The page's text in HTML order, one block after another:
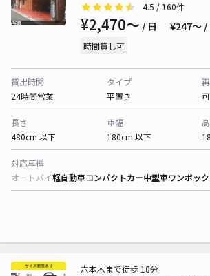
4.5 / 160件
¥2,470〜 / 日 ¥247〜 /
時間貸し可
貸出時間
24時間営業
タイプ
平置き
可
長さ
480cm 以下
車幅
180cm 以下
対応車種
オートバイ軽自動車コンパクトカー中型車ワンボッ
六本木まで徒歩 10分